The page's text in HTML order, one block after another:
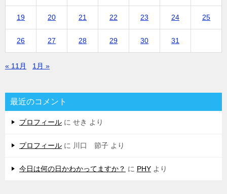
19 20 21 22 23 24 25
26 27 28 29 30 31
« 11月 1月 »
最近のコメント
プロフィール に せき より
プロフィール に 川口 節子 より
今日は何の日かわかってますか？ に PHY より